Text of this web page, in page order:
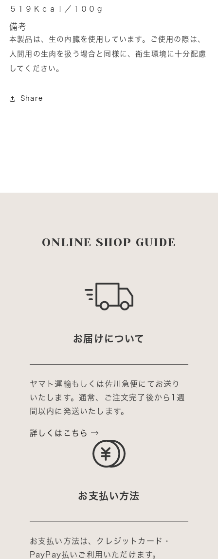
５１９Ｋｃａｌ／１００ｇ
備考
本製品は、生の内臓を使用しています。ご使用の際は、
人間用の生肉を扱う場合と同様に、衛生環境に十分配慮
してください。
Share
ONLINE SHOP GUIDE
お届けについて
ヤマト運輸もしくは佐川急便にてお送り
いたします。通常、ご注文完了後から1週
間以内に発送いたします。
詳しくはこちら
お支払い方法
お支払い方法は、クレジットカード・
PayPay払いご利用いただけます。